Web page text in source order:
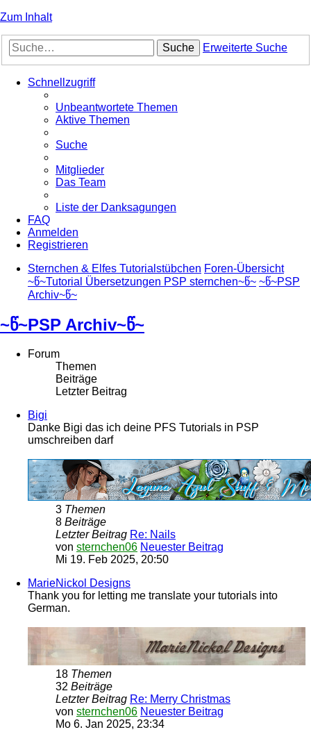
Zum Inhalt
Suche Erweiterte Suche
Schnellzugriff
Unbeantwortete Themen
Aktive Themen
Suche
Mitglieder
Das Team
Liste der Danksagungen
FAQ
Anmelden
Registrieren
Sternchen & Elfes Tutorialstübchen Foren-Übersicht
~წ~Tutorial Übersetzungen PSP sternchen~წ~ ~წ~PSP
Archiv~წ~
~წ~PSP Archiv~წ~
Forum
Themen
Beiträge
Letzter Beitrag
Bigi
Danke Bigi das ich deine PFS Tutorials in PSP
umschreiben darf
3 Themen
8 Beiträge
Letzter Beitrag Re: Nails
von sternchen06 Neuester Beitrag
Mi 19. Feb 2025, 20:50
MarieNickol Designs
Thank you for letting me translate your tutorials into
German.
18 Themen
32 Beiträge
Letzter Beitrag Re: Merry Christmas
von sternchen06 Neuester Beitrag
Mo 6. Jan 2025, 23:34